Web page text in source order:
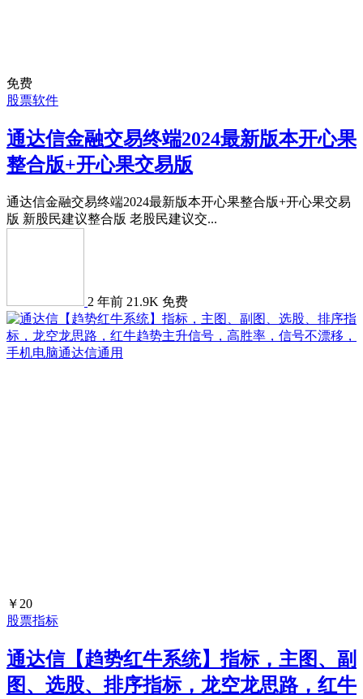
免费
股票软件
通达信金融交易终端2024最新版本开心果
整合版+开心果交易版
通达信金融交易终端2024最新版本开心果整合版+开心果交易
版 新股民建议整合版 老股民建议交...
2 年前 21.9K 免费
￥20
股票指标
通达信【趋势红牛系统】指标，主图、副
图、选股、排序指标，龙空龙思路，红牛